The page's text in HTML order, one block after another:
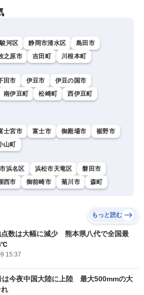
河区 静岡市清水区
島田市
之原市 吉田町 川根本町
田市 伊豆市
伊豆の国市
南伊豆町 松崎町
西伊豆町
士宮市 富士市 御殿場市
裾野市
山町
浜名区 浜松市天竜区
磐田市
西市 御前崎市 菊川市 森町
もっと読む
点数は大幅に減少 熊本県八代で全国最
15:37
は今夜中国大陸に上陸 最大500mmの大